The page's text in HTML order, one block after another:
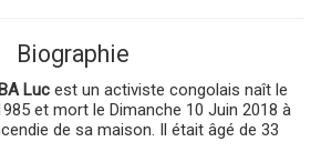
Biographie
Luc est un activiste congolais naît le
et mort le Dimanche 10 Juin 2018 à
de sa maison. Il était âgé de 33